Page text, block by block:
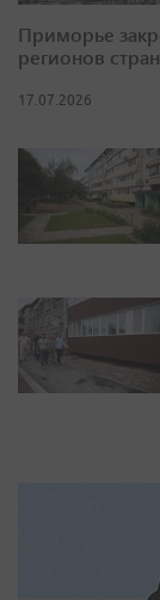
Приморье
регионов
17.07.2026